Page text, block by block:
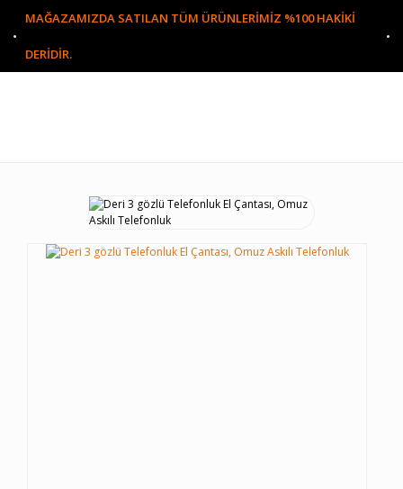
MAĞAZAMIZDA SATILAN TÜM ÜRÜNLERİMİZ %100 HAKİKİ
DERİDİR.